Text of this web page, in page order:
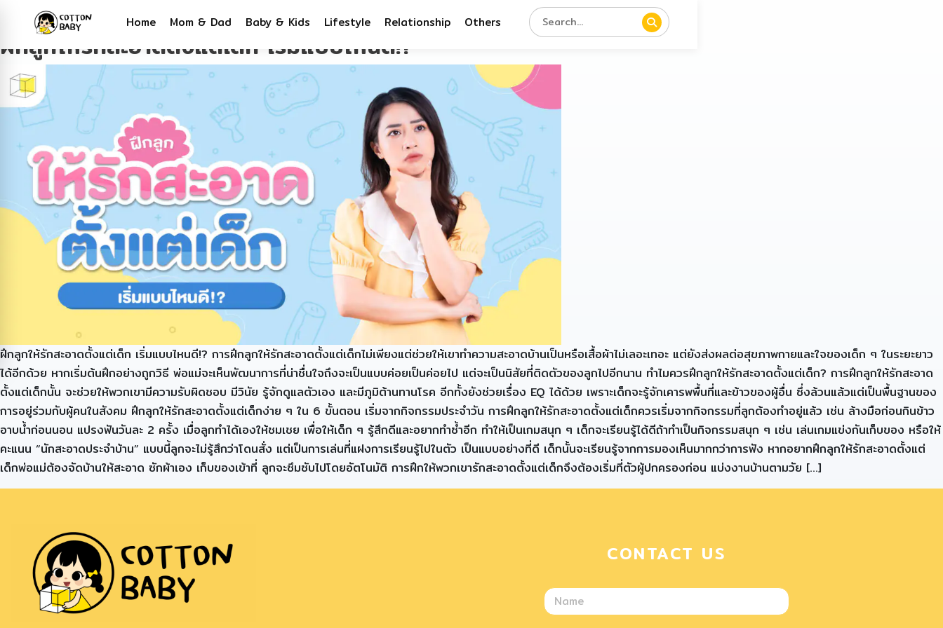
Home Mom & Dad Baby & Kids Lifestyle Relationship Others
Tag:ฝึกลูกให้รักสะอาดตั้งแต่เด็ก
ฝึกลูกให้รักสะอาดตั้งแต่เด็ก เริ่มแบบไหนดี!?
ฝึกลูกให้รักสะอาดตั้งแต่เด็ก เริ่มแบบไหนดี!? การฝึกลูกให้รักสะอาดตั้งแต่เด็กไม่เพียงแต่ช่วยให้เขาทำความสะอาดบ้านเป็นหรือเสื้อผ้าไม่เลอะเทอะ แต่ยังส่งผลต่อสุขภาพกายและใจของเด็ก ๆ ในระยะยาว
ได้อีกด้วย หากเริ่มต้นฝึกอย่างถูกวิธี พ่อแม่จะเห็นพัฒนาการที่น่าชื่นใจถึงจะเป็นแบบค่อยเป็นค่อยไป แต่จะเป็นนิสัยที่ติดตัวของลูกไปอีกนาน ทำไมควรฝึกลูกให้รักสะอาดตั้งแต่เด็ก? การฝึกลูกให้รักสะอาด
ตั้งแต่เด็กนั้น จะช่วยให้พวกเขามีความรับผิดชอบ มีวินัย รู้จักดูแลตัวเอง และมีภูมิต้านทานโรค อีกทั้งยังช่วยเรื่อง EQ ได้ด้วย เพราะเด็กจะรู้จักเคารพพื้นที่และข้าวของผู้อื่น ซึ่งล้วนแล้วแต่เป็นพื้นฐานของ
การอยู่ร่วมกับผู้คนในสังคม ฝึกลูกให้รักสะอาดตั้งแต่เด็กง่าย ๆ ใน 6 ขั้นตอน เริ่มจากกิจกรรมประจำวัน การฝึกลูกให้รักสะอาดตั้งแต่เด็กควรเริ่มจากกิจกรรมที่ลูกต้องทำอยู่แล้ว เช่น ล้างมือก่อนกินข้าว
อาบน้ำก่อนนอน แปรงฟันวันละ 2 ครั้ง เมื่อลูกทำได้เองให้ชมเชย เพื่อให้เด็ก ๆ รู้สึกดีและอยากทำซ้ำอีก ทำให้เป็นเกมสนุก ๆ เด็กจะเรียนรู้ได้ดีถ้าทำเป็นกิจกรรมสนุก ๆ เช่น เล่นเกมแข่งกันเก็บของ หรือให้
คะแนน “นักสะอาดประจำบ้าน” แบบนี้ลูกจะไม่รู้สึกว่าโดนสั่ง แต่เป็นการเล่นที่แฝงการเรียนรู้ไปในตัว เป็นแบบอย่างที่ดี เด็กนั้นจะเรียนรู้จากการมองเห็นมากกว่าการฟัง หากอยากฝึกลูกให้รักสะอาดตั้งแต่
เด็กพ่อแม่ต้องจัดบ้านให้สะอาด ซักผ้าเอง เก็บของเข้าที่ ลูกจะซึมซับไปโดยอัตโนมัติ การฝึกให้พวกเขารักสะอาดตั้งแต่เด็กจึงต้องเริ่มที่ตัวผู้ปกครองก่อน แบ่งงานบ้านตามวัย […]
CONTACT US